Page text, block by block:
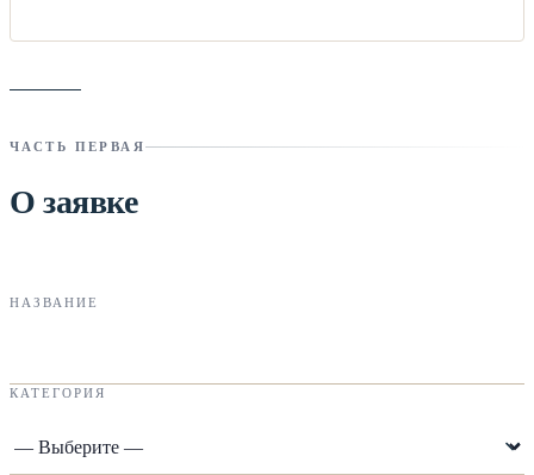
ЧАСТЬ ПЕРВАЯ
О заявке
НАЗВАНИЕ
КАТЕГОРИЯ